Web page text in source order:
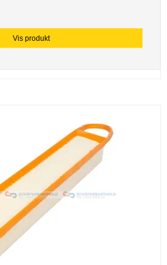
Vis produkt